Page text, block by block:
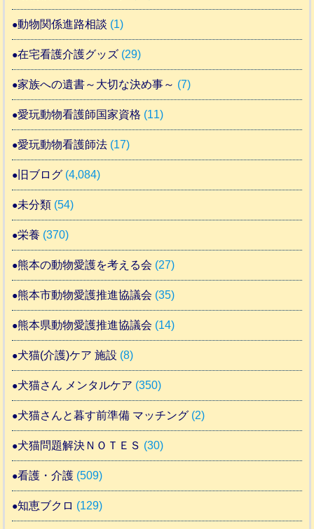
動物関係進路相談 (1)
在宅看護介護グッズ (29)
家族への遺書～大切な決め事～ (7)
愛玩動物看護師国家資格 (11)
愛玩動物看護師法 (17)
旧ブログ (4,084)
未分類 (54)
栄養 (370)
熊本の動物愛護を考える会 (27)
熊本市動物愛護推進協議会 (35)
熊本県動物愛護推進協議会 (14)
犬猫(介護)ケア 施設 (8)
犬猫さん メンタルケア (350)
犬猫さんと暮す前準備 マッチング (2)
犬猫問題解決ＮＯＴＥＳ (30)
看護・介護 (509)
知恵ブクロ (129)